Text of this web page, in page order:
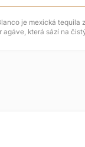
je mexická tequila
agáve, která sází na